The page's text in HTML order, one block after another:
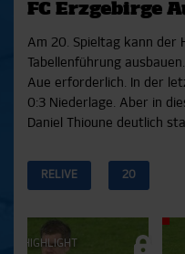
Bundesliga 17/18
Bundesliga 16/17
Pokal- und Testspiele
Testspiele
Mit dem HSVtv-Abo
100 Videos jeden
in voller Länge, sowie
exklusive Interviews,
JETZT ZUM ABO
FC Erzgebirge
Am 20. Spieltag kann der
Tabellenführung
Aue erforderlich. In der
0:3 Niederlage. Aber in
Daniel Thioune deutlich
RELIVE 20
Aktuelle
HIGHLIGHT